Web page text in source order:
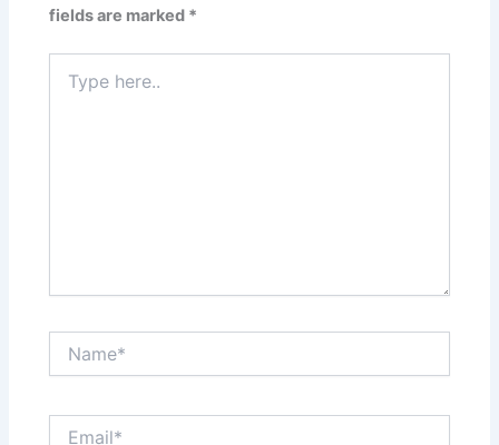
fields are marked *
here..